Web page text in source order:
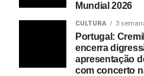
Mundial 2026
CULTURA 3
Portugal:
encerra
apresentação
com concerto